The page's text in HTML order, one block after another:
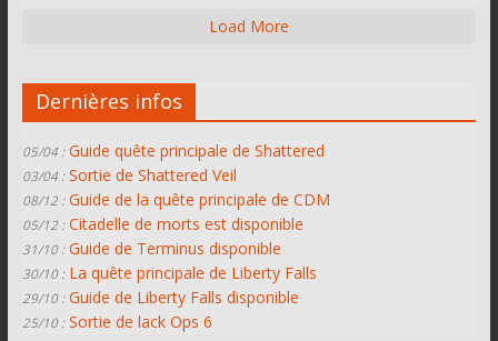
Load More
Dernières infos
05/04 : Guide quête principale de Shattered
03/04 : Sortie de Shattered Veil
08/12 : Guide de la quête principale de CDM
05/12 : Citadelle de morts est disponible
31/10 : Guide de Terminus disponible
30/10 : La quête principale de Liberty Falls
29/10 : Guide de Liberty Falls disponible
25/10 : Sortie de lack Ops 6